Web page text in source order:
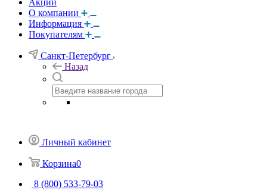
Акции
О компании
Информация
Покупателям
Санкт-Петербург
Назад
Личный кабинет
Корзина0
8 (800) 533-79-03